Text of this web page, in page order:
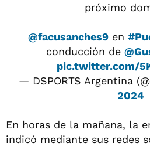
próximo
@facusanches9 en
conducción de
pic.twitter.com/
— DSPORTS Argentina
2024
En horas de la mañana, la
indicó mediante sus redes